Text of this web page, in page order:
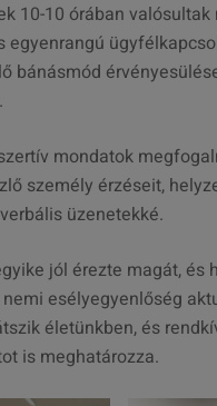
10-10 órában
bánásmód
mondatok
személy érzéseit,
üzenetekké.
jól érezte magát,
esélyegyenlőség
életünkben, és
is meghatározza.